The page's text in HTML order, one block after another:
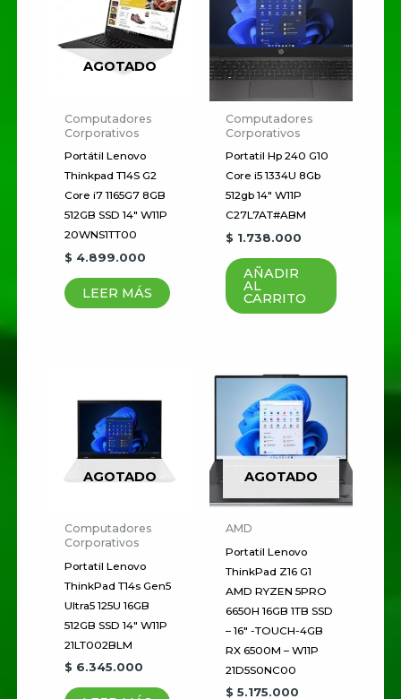
Neo 50s Core i7 12700
16GB 256GB Mon 24″
(C24-40 ) W11P
Tu dirección de correo
electrónico no será publicada.
Los campos obligatorios están
marcados con
Tu
puntuación
Tu valoración
Nombre
Guardar mi nombre, correo
electrónico y sitio web en este
navegador para la próxima vez
que haga un comentario.
AGOTADO
Computadores
Corporativos
Portátil Lenovo
Thinkpad T14S G2
Core i7 1165G7 8GB
512GB SSD 14″ W11P
20WNS1TT00
$ 4.899.000
LEER MÁS
Computadores
Corporativos
Portatil Hp 240 G10
Core i5 1334U 8Gb
512gb 14″ W11P
C27L7AT#ABM
$ 1.738.000
AÑADIR
AL
CARRITO
AGOTADO
Computadores
Corporativos
Portatil Lenovo
ThinkPad T14s Gen5
Ultra5 125U 16GB
512GB SSD 14″ W11P
21LT002BLM
$ 6.345.000
AGOTADO
AMD
Portatil Lenovo
ThinkPad Z16 G1
AMD RYZEN 5PRO
6650H 16GB 1TB SSD
– 16″ -TOUCH-4GB
RX 6500M – W11P
21D5S0NC00
$ 5.175.000